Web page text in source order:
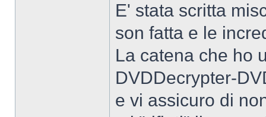
E' stata scritta
son fatta e le
La catena che ho
DVDDecrypter-
e vi assicuro di